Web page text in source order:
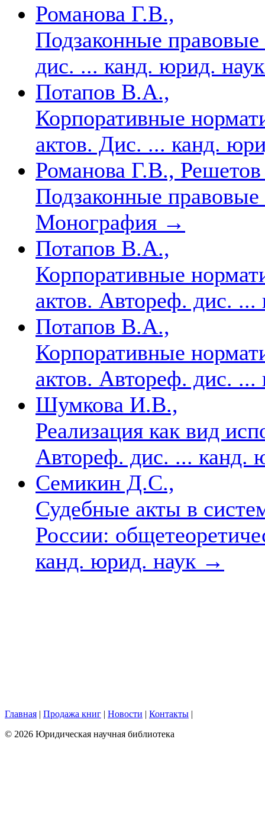
Романова Г.В.,
Подзаконные
дис. ... канд. юрид.
Потапов В.А.,
Корпоративные
актов. Дис. ... канд.
Романова Г.В.,
Подзаконные
Монография →
Потапов В.А.,
Корпоративные
актов. Автореф. дис.
Потапов В.А.,
Корпоративные
актов. Автореф. дис.
Шумкова И.В.,
Реализация как вид
Автореф. дис. ... канд.
Семикин Д.С.,
Судебные акты в
России:
канд. юрид. наук →
Главная | Продажа книг | Новости | Контакты |
© 2026 Юридическая научная библиотека